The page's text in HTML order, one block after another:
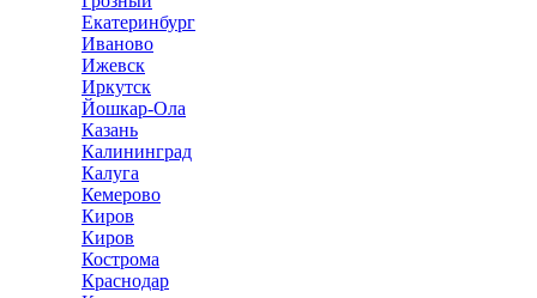
Екатеринбург
Иваново
Ижевск
Иркутск
Йошкар-Ола
Казань
Калининград
Калуга
Кемерово
Киров
Киров
Кострома
Краснодар